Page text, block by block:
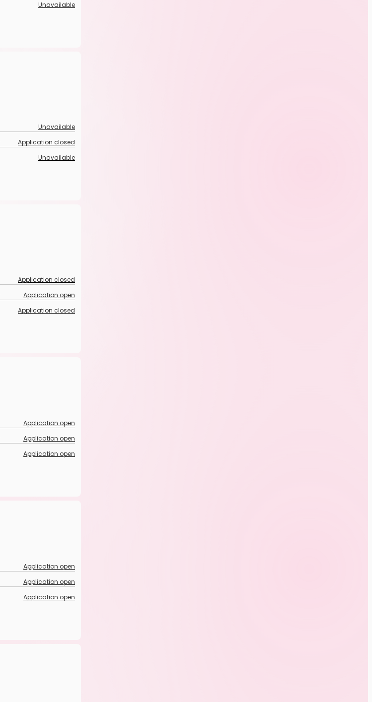
Unavailable
Unavailable
Application closed
Unavailable
Application closed
Application open
Application closed
Application open
Application open
Application open
Application open
Application open
Application open